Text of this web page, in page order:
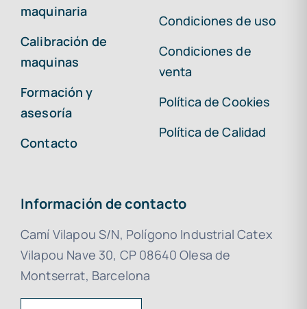
maquinaria
Calibración de
maquinas
Formación y
asesoría
Contacto
Condiciones de uso
Condiciones de
venta
Política de Cookies
Política de Calidad
Información de contacto
Camí Vilapou S/N, Polígono Industrial Catex
Vilapou Nave 30, CP 08640 Olesa de
Montserrat, Barcelona